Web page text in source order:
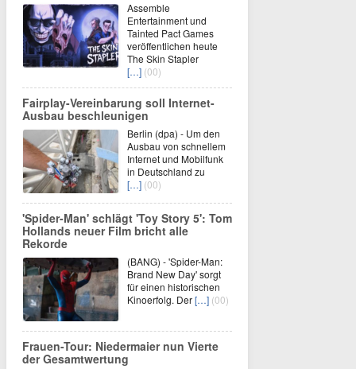
Assemble
Entertainment und
Tainted Pact Games
veröffentlichen heute
The Skin Stapler
[…] (00)
Fairplay-Vereinbarung soll Internet-
Ausbau beschleunigen
Berlin (dpa) - Um den
Ausbau von schnellem
Internet und Mobilfunk
in Deutschland zu
[…] (00)
'Spider-Man' schlägt 'Toy Story 5': Tom
Hollands neuer Film bricht alle
Rekorde
(BANG) - 'Spider-Man:
Brand New Day' sorgt
für einen historischen
Kinoerfolg. Der[…] (00)
Frauen-Tour: Niedermaier nun Vierte
der Gesamtwertung